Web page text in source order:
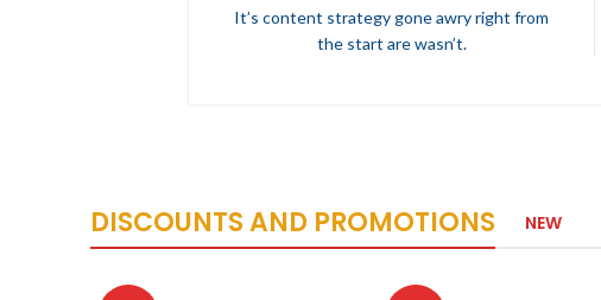
It’s content strategy gone awry right from
the start are wasn’t.
DISCOUNTS AND PROMOTIONS NEW